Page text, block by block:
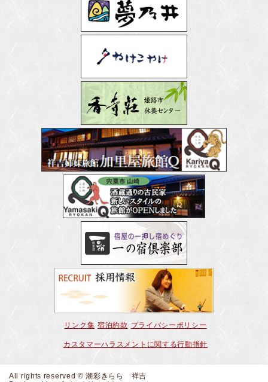
リンク集 宿泊約款 プライバシーポリシー
カスタマーハラスメントに関する行動指針
All rights reserved © 潮彩きらら 祥吉